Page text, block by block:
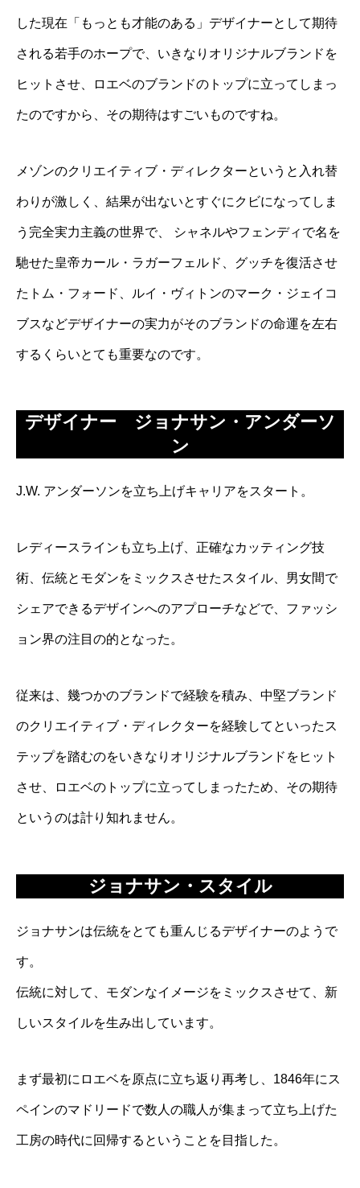
した現在「もっとも才能のある」デザイナーとして期待
される若手のホープで、いきなりオリジナルブランドを
ヒットさせ、ロエベのブランドのトップに立ってしまっ
たのですから、その期待はすごいものですね。
メゾンのクリエイティブ・ディレクターというと入れ替
わりが激しく、結果が出ないとすぐにクビになってしま
う完全実力主義の世界で、 シャネルやフェンディ で名を
馳せた皇帝カール・ラガーフェルド、 グッチを復活させ
たトム・フォード、ルイ・ヴィトンのマーク・ジェイコ
ブスなどデザイナーの実力がそのブランドの命運を左右
するくらいとても重要なのです。
デザイナー ジョナサン・アンダーソ
ン
J.W. アンダーソンを立ち上げキャリアをスタート。
レディースラインも立ち上げ、正確なカッティング技
術、伝統とモダンをミックスさせたスタイル、男女間で
シェアできるデザインへのアプローチなどで、ファッシ
ョン界の注目の的となった。
従来は、幾つかのブランドで経験を積み、中堅ブランド
のクリエイティブ・ディレクターを経験してといったス
テップを踏むのをいきなりオリジナルブランドをヒット
させ、ロエベのトップに立ってしまったため、その期待
というのは計り知れません。
ジョナサン・スタイル
ジョナサンは伝統をとても重んじるデザイナーのようで
す。
伝統に対して、モダンなイメージをミックスさせて、新
しいスタイルを生み出しています。
まず最初にロエベを原点に立ち返り再考し、1846年にス
ペインのマドリードで数人の職人が集まって立ち上げた
工房の時代に回帰するということを目指した。